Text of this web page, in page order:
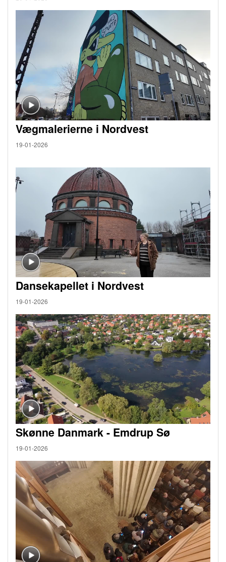
Vægmalerierne i Nordvest
19-01-2026
Dansekapellet i Nordvest
19-01-2026
Skønne Danmark - Emdrup Sø
19-01-2026